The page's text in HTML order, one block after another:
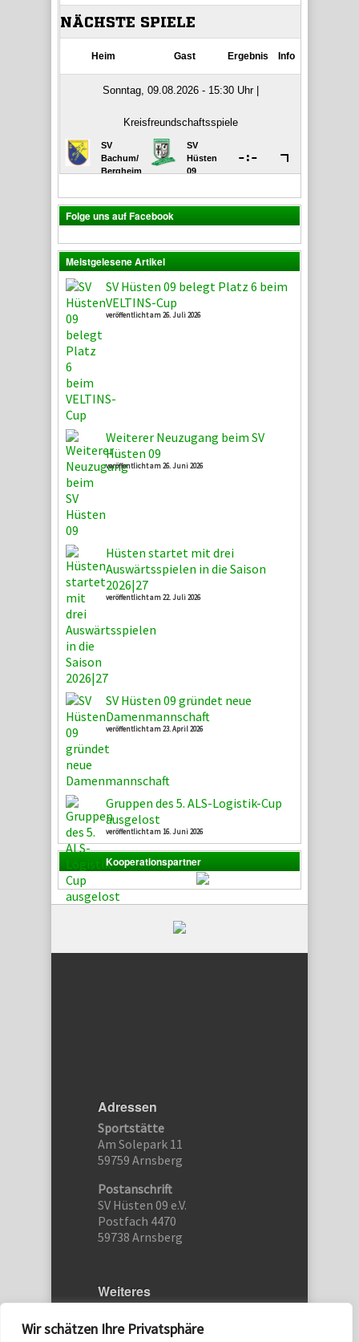
Wir schätzen Ihre Privatsphäre
Folge uns auf Facebook
Meistgelesene Artikel
SV Hüsten 09 belegt Platz 6 beim
VELTINS-Cup
veröffentlicht am 26. Juli 2026
Weiterer Neuzugang beim SV
Hüsten 09
veröffentlicht am 26. Juni 2026
Hüsten startet mit drei
Auswärtsspielen in die Saison
2026|27
veröffentlicht am 22. Juli 2026
SV Hüsten 09 gründet neue
Damenmannschaft
veröffentlicht am 23. April 2026
Gruppen des 5. ALS-Logistik-Cup
ausgelost
veröffentlicht am 16. Juni 2026
Kooperationspartner
Adressen
Sportstätte
Am Solepark 11
59759 Arnsberg
Postanschrift
SV Hüsten 09 e.V.
Postfach 4470
59738 Arnsberg
Weiteres
Kontakt